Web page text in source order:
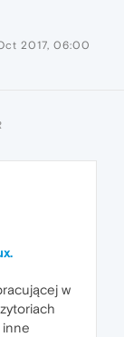
2017, 06:00
w
inne